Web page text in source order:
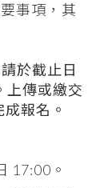
事項，其
請於截止日
上傳或繳交
報名。
17:00。